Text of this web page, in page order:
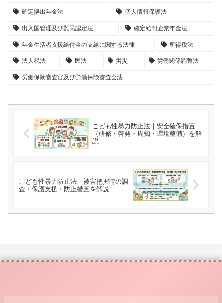
確定拠出年金法 個人情報保護法
出入国管理及び難民認定法 確定給付企業年金法
年金生活者支援給付金の支給に関する法律 所得税法
法人税法 民法 労災 労働関係調整法
労働保険審査官及び労働保険審査会法
こども性暴力防止法｜安全確保措置
（研修・啓発・周知・環境整備）を解
説
こども性暴力防止法｜被害把握時の調
査・保護支援・防止措置を解説